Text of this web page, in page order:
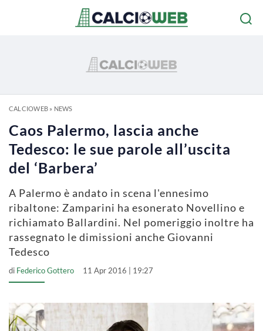
CALCIOWEB» NEWS
Caos Palermo, lascia anche
Tedesco: le sue parole all’uscita
del ‘Barbera’
A Palermo è andato in scena l'ennesimo
ribaltone: Zamparini ha esonerato Novellino e
richiamato Ballardini. Nel pomeriggio inoltre ha
rassegnato le dimissioni anche Giovanni
Tedesco
di Federico Gottero 11 Apr 2016 | 19:27